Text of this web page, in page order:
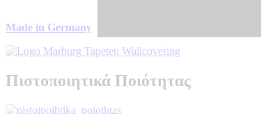
Made in Germany
Πιστοποιητικά Ποιότητας